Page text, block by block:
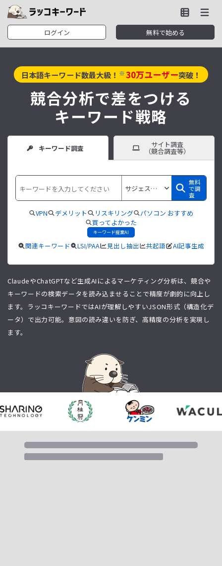
ログイン 無料で始める
日本語キーワード数最大級！ ※30万ユーザー突破！
競合分析で差をつける
キーワード戦略
キーワード調査 サイト調査
（競合調査等）
無料
で調
査
VPN デメリット リスキリング
パソコン おすすめ
買ってよかった
キーワード提案AI
関連キーワード LSI/PAA 見出し抽出 共起語 AI記事生成
ClaudeやChatGPTなど生成AIによるマーケティング分析は、競合や
キーワードの検索データを読み込ませることで精度が劇的に向上し
ます。ラッコキーワードではAIが理解しやすいJSON形式（構造化デ
ータ）で出力可能。意図の読み違いを防ぎ、高精度の分析を実現し
ます。